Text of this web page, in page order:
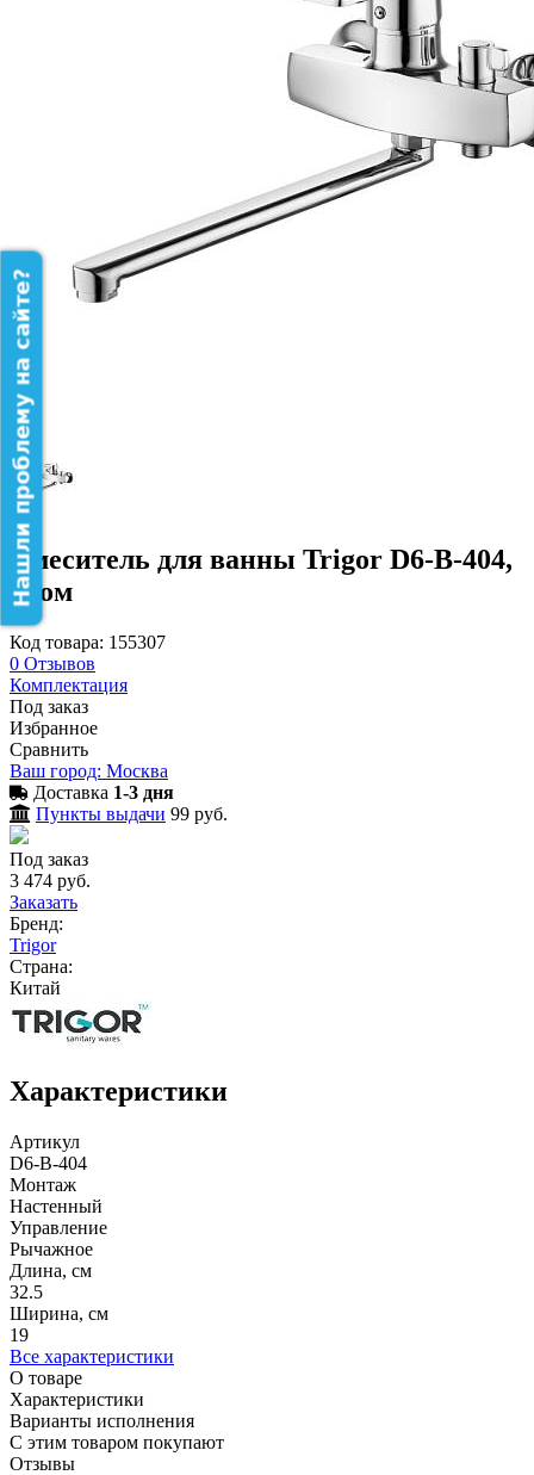
Смеситель для ванны Trigor D6-B-404,
хром
Код товара: 155307
0 Отзывов
Комплектация
Под заказ
Избранное
Сравнить
Ваш город: Москва
Доставка 1-3 дня
Пункты выдачи 99 руб.
Под заказ
3 474 руб.
Заказать
Бренд:
Trigor
Страна:
Китай
Характеристики
Артикул
D6-B-404
Монтаж
Настенный
Управление
Рычажное
Длина, см
32.5
Ширина, см
19
Все характеристики
О товаре
Характеристики
Варианты исполнения
С этим товаром покупают
Отзывы
Нашли проблему на сайте?